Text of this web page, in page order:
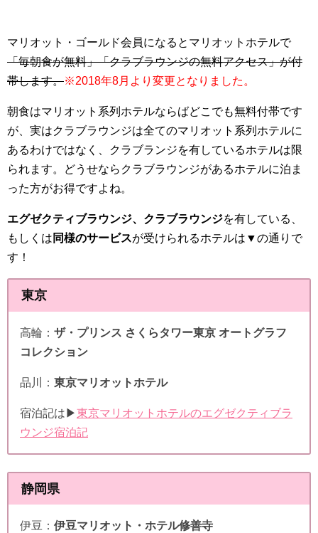
マリオット・ゴールド会員になるとマリオットホテルで
「毎朝食が無料」「クラブラウンジの無料アクセス」が付
帯します。※2018年8月より変更となりました。
朝食はマリオット系列ホテルならばどこでも無料付帯です
が、実はクラブラウンジは全てのマリオット系列ホテルに
あるわけではなく、クラブランジを有しているホテルは限
られます。どうせならクラブラウンジがあるホテルに泊ま
った方がお得ですよね。
エグゼクティブラウンジ、クラブラウンジを有している、
もしくは 同様のサービスが受けられるホテルは▼の通りで
す！
東京
高輪： ザ・プリンス さくらタワー東京 オートグラフ
コレクション
品川： 東京マリオットホテル
宿泊記は▶東京マリオットホテルのエグゼクティブラ
ウンジ宿泊記
静岡県
伊豆： 伊豆マリオット・ホテル修善寺